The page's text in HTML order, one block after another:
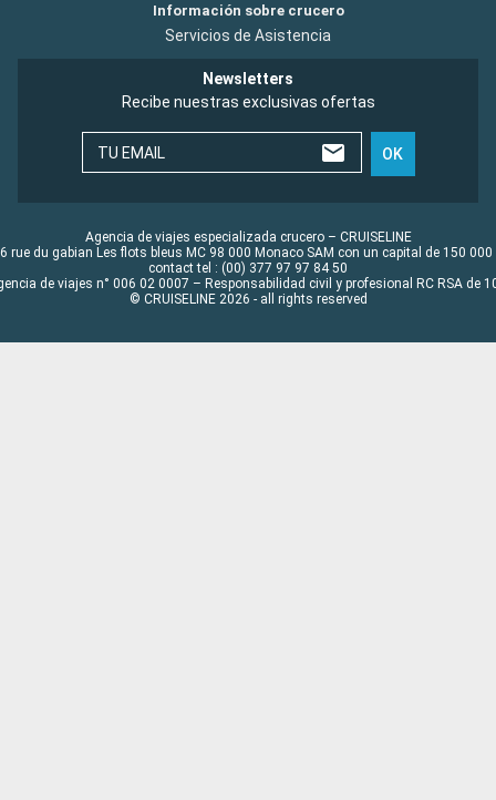
Información sobre crucero
Servicios de Asistencia
Newsletters
Recibe nuestras exclusivas ofertas
TU EMAIL OK
Agencia de viajes especializada crucero – CRUISELINE
rue du gabian Les flots bleus MC 98 000 Monaco SAM con un capital de 150 000
contact tel : (00) 377 97 97 84 50
de viajes n° 006 02 0007 – Responsabilidad civil y profesional RC RSA de
© CRUISELINE 2026 - all rights reserved